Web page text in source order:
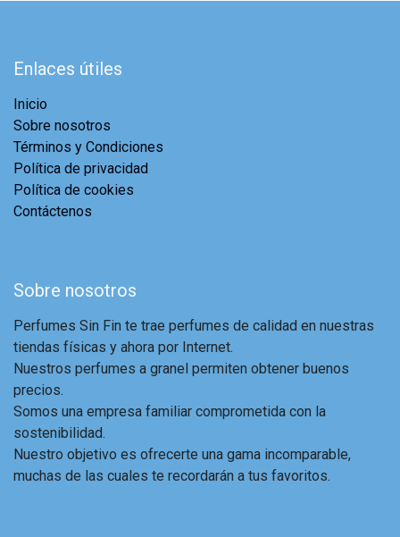
Enlaces útiles
Inicio
Sobre nosotros
Términos y Condiciones
Política de privacidad
Política de cookies
Contáctenos
Sobre nosotros
Perfumes Sin Fin te trae perfumes de calidad en nuestras
tiendas físicas y ahora por Internet.
Nuestros perfumes a granel permiten obtener buenos
precios.
Somos una empresa familiar comprometida con la
sostenibilidad.
Nuestro objetivo es ofrecerte una gama incomparable,
muchas de las cuales te recordarán a tus favoritos.